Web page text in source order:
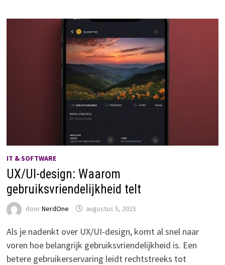
IT & SOFTWARE
UX/UI-design: Waarom
gebruiksvriendelijkheid telt
doorNerdOne augustus 5, 2025
Als je nadenkt over UX/UI-design, komt al snel naar
voren hoe belangrijk gebruiksvriendelijkheid is. Een
betere gebruikerservaring leidt rechtstreeks tot